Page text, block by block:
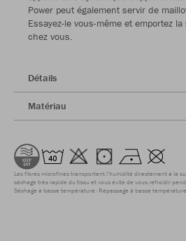
Power peut également servir de
Essayez-le vous-même et emportez
chez vous.
Détails
Matériau
Les fibres microfines transportent l'humidité directement à la
séchage très rapide du tissu et vous évite de vous refroidir
Séchage à basse température Repassage à basse température